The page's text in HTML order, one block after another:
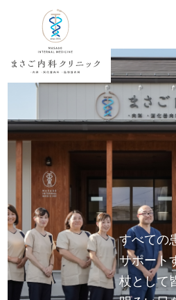
すべての
サポート
杖として